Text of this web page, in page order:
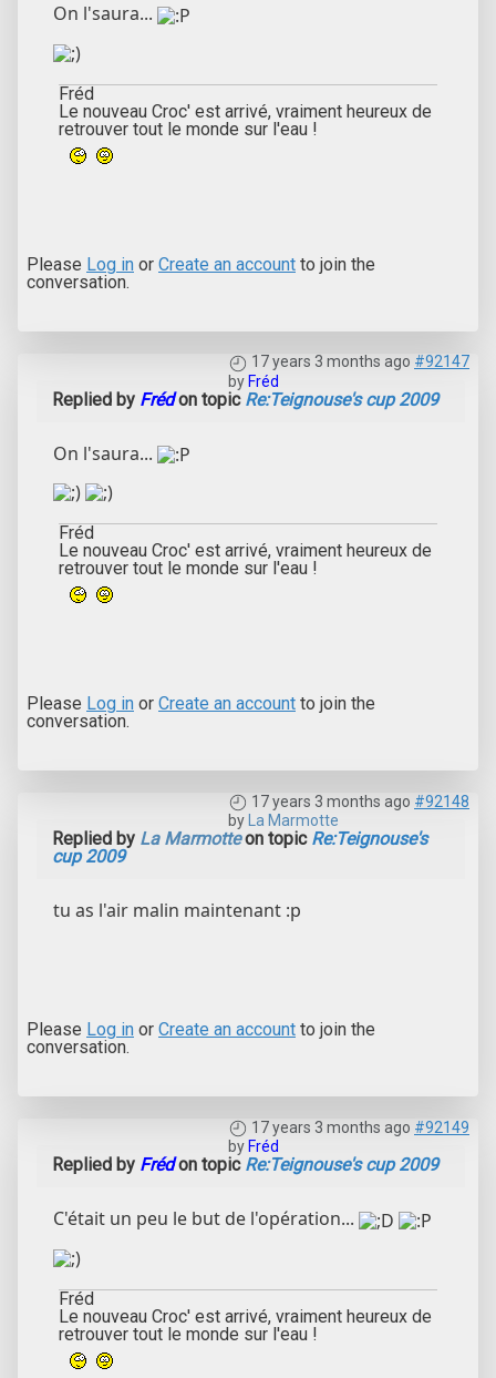
On l'saura...
Fréd
Le nouveau Croc' est arrivé, vraiment heureux de
retrouver tout le monde sur l'eau !
Please Log in or Create an account to join the
conversation.
17 years 3 months ago #92147
by Fréd
Replied by Frédon topic Re:Teignouse's cup 2009
On l'saura...
Fréd
Le nouveau Croc' est arrivé, vraiment heureux de
retrouver tout le monde sur l'eau !
Please Log in or Create an account to join the
conversation.
17 years 3 months ago #92148
by
La Marmotte
Replied by La Marmotteon topic Re:Teignouse's
cup 2009
tu as l'air malin maintenant :p
Please Log in or Create an account to join the
conversation.
17 years 3 months ago #92149
by Fréd
Replied by Frédon topic Re:Teignouse's cup 2009
C'était un peu le but de l'opération...
Fréd
Le nouveau Croc' est arrivé, vraiment heureux de
retrouver tout le monde sur l'eau !